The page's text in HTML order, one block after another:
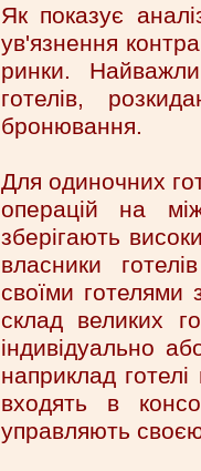
Як показує
ув'язнення
ринки.
готелів,
бронювання.
Для одиночних
операцій на
зберігають
власники
своїми
склад великих
індивідуально
наприклад
входять в
управляють